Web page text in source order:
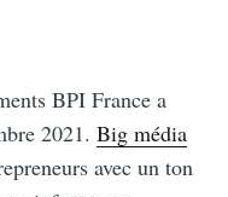
BPI France a
2021.Big média
avec un ton